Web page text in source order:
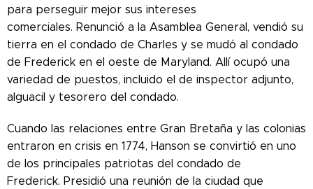
para perseguir mejor sus intereses
comerciales. Renunció a la Asamblea General, vendió su
tierra en el condado de Charles y se mudó al condado
de Frederick en el oeste de Maryland. Allí ocupó una
variedad de puestos, incluido el de inspector adjunto,
alguacil y tesorero del condado.
Cuando las relaciones entre Gran Bretaña y las colonias
entraron en crisis en 1774, Hanson se convirtió en uno
de los principales patriotas del condado de
Frederick. Presidió una reunión de la ciudad que